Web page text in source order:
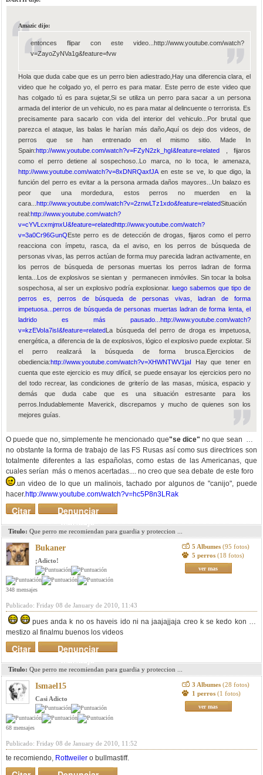
Amazic dijo:
entonces flipar con este video...http://www.youtube.com/watch?
v=ZayoZyNVa1g&feature=fvw
Hola que duda cabe que es un perro bien adiestrado,Hay una diferencia clara, el
video que he colgado yo, el perro es para matar. Este perro de este video que
has colgado tú es para sujetar,Si se utiliza un perro para sacar a un persona
armada del interior de un vehiculo, no es para matar al delincuente o terrorista. Es
precisamente para sacarlo con vida del interior del vehiculo...Por brutal que
parezca el ataque, las balas le harían más daño,Aquí os dejo dos videos, de
perros que se han entrenado en el mismo sitio. Made In
Spain:http://www.youtube.com/watch?v=FZyN2zk_hgI&feature=related , fijaros
como el perro detiene al sospechoso..Lo marca, no lo toca, le amenaza,
http://www.youtube.com/watch?v=8xDNRQaxfJAen este se ve, lo que digo, la
función del perro es evitar a la persona armada daños mayores...Un balazo es
peor que una mordedura, estos perros no muerden en la
cara... http://www.youtube.com/watch?v=2znwLTz1xdo&feature=relatedSituación
real:http://www.youtube.com/watch?
v=cYVLcxmjmxU&feature=relatedhttp://www.youtube.com/watch?
v=3a0Cr96GunQEste perro es de detección de drogas, fijaros como el perro
reacciona con ímpetu, rasca, da el aviso, en los perros de búsqueda de
personas vivas, las perros actúan de forma muy parecida ladran activamente, en
los perros de búsqueda de personas muertas los perros ladran de forma
lenta...Los de explosivos se sientan y permanecen inmóviles. Sin tocar la bolsa
sospechosa, al ser un explosivo podría explosionar. luego sabemos que tipo de
perros es, perros de búsqueda de personas vivas, ladran de forma
impetuosa...perros de búsqueda de personas muertas ladran de forma lenta, el
ladrido es más pausado... http://www.youtube.com/watch?
v=kzEVoIa7isI&feature=relatedLa búsqueda del perro de droga es impetuosa,
energética, a diferencia de la de explosivos, lógico el explosivo puede explotar. Si
el perro realizará la búsqueda de forma brusca.Ejercicios de
obediencia:http://www.youtube.com/watch?v=XHWNTWV1jaI Hay que tener en
cuenta que este ejercicio es muy difícil, se puede ensayar los ejercicios pero no
del todo recrear, las condiciones de griterío de las masas, música, espacio y
demás que duda cabe que es una situación estresante para los
perros.Indudablemente Maverick, discrepamos y mucho de quienes son los
mejores guías.
O puede que no, simplemente he mencionado que"se dice" no que sean
no obstante la forma de trabajo de las FS Rusas así como sus directrices son
totalmente diferentes a las españolas, como estas de las Americanas, que
cuales serían más o menos acertadas.... no creo que sea debate de este foro
.un video de lo que un malinois, tachado por algunos de "canijo", puede
hacer.http://www.youtube.com/watch?v=hc5P8n3LRak
Denunciar
mensaje
Citar
Titulo: Que perro me recomiendan para guardia y proteccion ...
Bukaner
¡Adicto!
348 mensajes
5 Albumes (95 fotos)
5 perros (18 fotos)
ver mas
Publicado: Friday 08 de January de 2010, 11:43
pues anda k no os haveis ido ni na jaajajjaja creo k se kedo kon un
mestizo al finalmu buenos los videos
Denunciar
mensaje
Citar
Titulo: Que perro me recomiendan para guardia y proteccion ...
Ismael15
Casi Adicto
68 mensajes
3 Albumes (28 fotos)
1 perros (1 fotos)
ver mas
Publicado: Friday 08 de January de 2010, 11:52
te recomiendo, Rottweiler o bullmastiff.